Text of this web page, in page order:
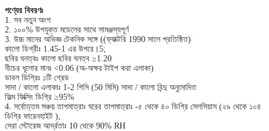
পণ্যের বিবরণঃ
1. সব নতুন অংশ
2. ১০০% উপযুক্ত মডেলের সাথে সামঞ্জস্যপূর্ণ
3. উচ্চ মানের অভিজ্ঞ টেকনিক সঙ্গে ((ফ্যাক্টরি 1990 সালে প্রতিষ্ঠিত)
কালো ডিগ্রীঃ 1.45-1 এর উপরে।5;
ছবির ঘনত্বঃ কালো ছবির ঘনত্ব ≥1.20
নীচের ধূলোর মানঃ <0.06 (অ-অক্ষর টাইপ করা এলাকা)
ডাবল ডিগ্রিঃ ১টি গ্রেড
সাদা / কালো এলাকাঃ 1-2 পিসি (50 মিমি) সাদা / কালো বিন্দু অনুমোদিত
ফিল্ম ফিক্সিং ডিগ্রি ≥95%
4. সর্বোত্তম সঞ্চয় তাপমাত্রাঃ ঘরের তাপমাত্রাঃ -৫ থেকে ৪০ ডিগ্রি সেলসিয়াস (২৯ থেকে ১০৪
ডিগ্রি ফারেনহাইট ),
সেরা স্টোরেজ আর্দ্রতাঃ 10 থেকে 90% RH